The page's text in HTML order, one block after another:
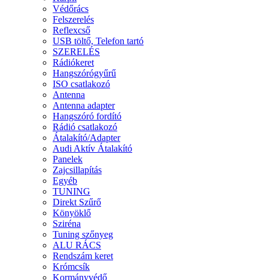
Védőrács
Felszerelés
Reflexcső
USB töltő, Telefon tartó
SZERELÉS
Rádiókeret
Hangszórógyűrű
ISO csatlakozó
Antenna
Antenna adapter
Hangszóró fordító
Rádió csatlakozó
Átalakító/Adapter
Audi Aktív Átalakító
Panelek
Zajcsillapítás
Egyéb
TUNING
Direkt Szűrő
Könyöklő
Sziréna
Tuning szőnyeg
ALU RÁCS
Rendszám keret
Krómcsík
Kormányvédő